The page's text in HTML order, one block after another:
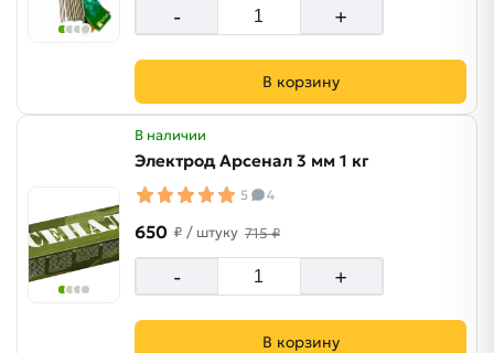
- +
В корзину
В наличии
Электрод Арсенал 3 мм 1 кг
5 4
650 ₽ / штуку 715 ₽
- +
В корзину